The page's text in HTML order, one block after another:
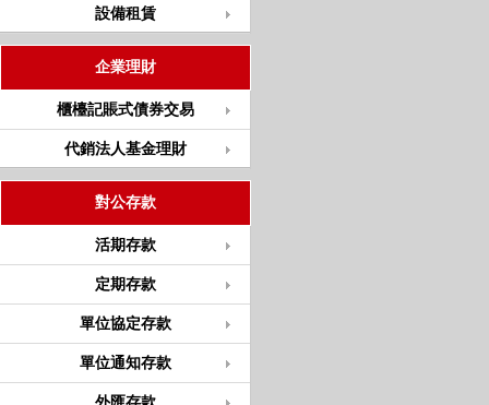
設備租賃
企業理財
櫃檯記賬式債券交易
代銷法人基金理財
對公存款
活期存款
定期存款
單位協定存款
單位通知存款